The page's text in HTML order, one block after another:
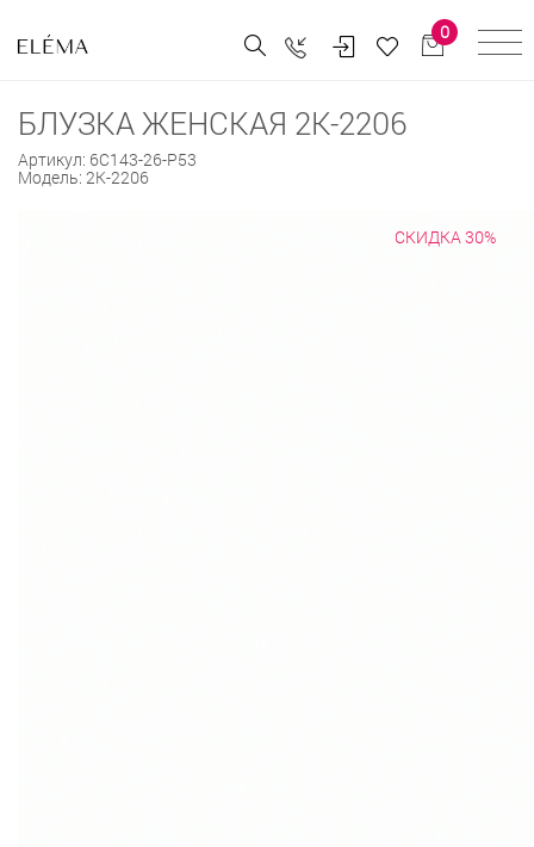
0
БЛУЗКА ЖЕНСКАЯ 2К-2206
Артикул: 6С143-26-Р53
Модель: 2К-2206
СКИДКА 30%